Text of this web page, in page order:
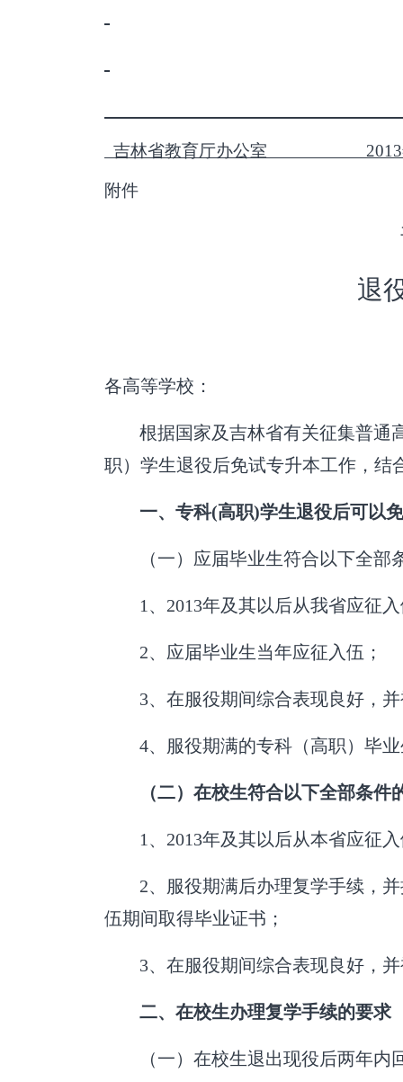
吉林省教育厅办公室 2013
附件
退
各高等学校：
根据国家及吉林省有关征集普通
职）学生退役后免试专升本工作，结
一、专科(高职)学生退役后可以
（一）应届毕业生符合以下全
1 、 2013年及其以后从我省应征
2、应届毕业生当年应征入伍；
3、在服役期间综合表现良好，
4、服役期满的专科（高职）毕
（二）在校生符合以下全部条
1 、 2013年及其以后从本省应征
2、服役期满后办理复学手续，
伍期间取得毕业证书；
3、在服役期间综合表现良好，
二、在校生办理复学手续的要求
（一）在校生退出现役后两年